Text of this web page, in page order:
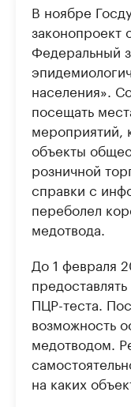
В ноябре
законопроект
Федеральный
населения».
посещать
мероприятий,
объекты
розничной
справки с
переболел
медотвода.
До 1 февраля
ПЦР-теста.
возможность
медотводом.
на каких